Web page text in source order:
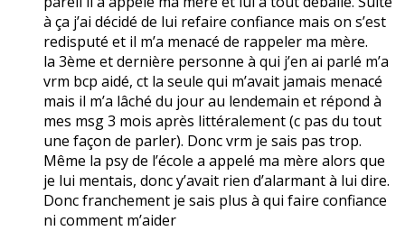
à ça j’ai décidé de lui refaire confiance mais on s’est
redisputé et il m’a menacé de rappeler ma mère.
la 3ème et dernière personne à qui j’en ai parlé m’a
vrm bcp aidé, ct la seule qui m’avait jamais menacé
mais il m’a lâché du jour au lendemain et répond à
mes msg 3 mois après littéralement (c pas du tout
une façon de parler). Donc vrm je sais pas trop.
Même la psy de l’école a appelé ma mère alors que
je lui mentais, donc y’avait rien d’alarmant à lui dire.
Donc franchement je sais plus à qui faire confiance
ni comment m’aider